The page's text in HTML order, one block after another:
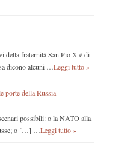
della fraternità San Pio X è di
dicono alcuni … Leggi tutto »
porte della Russia
possibili: o la NATO alla
o […] … Leggi tutto »